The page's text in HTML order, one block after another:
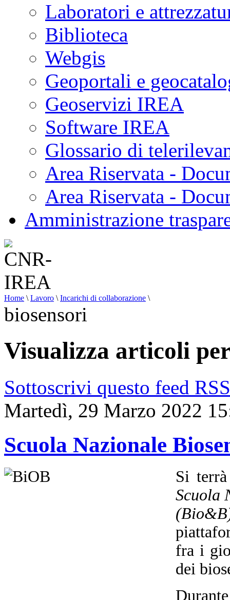
Laboratori e
Biblioteca
Webgis
Geoportali e
Geoservizi IREA
Software IREA
Glossario di
Area Riservata -
Area Riservata -
Amministrazione
Home \ Lavoro \ Incarichi di collaborazione \
biosensori
Visualizza articoli
Sottoscrivi questo feed RSS
Martedì, 29 Marzo 2022
Scuola Nazionale
Si
Scuola
fra i
dei